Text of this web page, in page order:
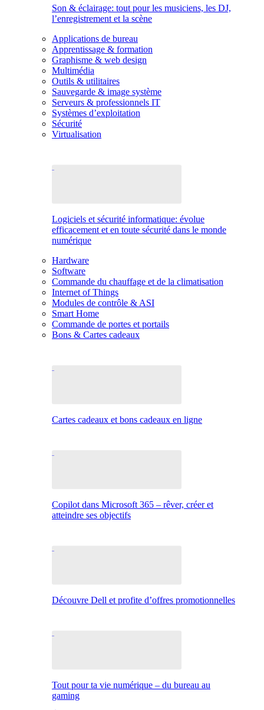
Son & éclairage: tout pour les musiciens, les DJ,
l’enregistrement et la scène
Applications de bureau
Apprentissage & formation
Graphisme & web design
Multimédia
Outils & utilitaires
Sauvegarde & image système
Serveurs & professionnels IT
Systèmes d’exploitation
Sécurité
Virtualisation
Logiciels et sécurité informatique: évolue
efficacement et en toute sécurité dans le monde
numérique
Hardware
Software
Commande du chauffage et de la climatisation
Internet of Things
Modules de contrôle & ASI
Smart Home
Commande de portes et portails
Bons & Cartes cadeaux
Cartes cadeaux et bons cadeaux en ligne
Copilot dans Microsoft 365 – rêver, créer et
atteindre ses objectifs
Découvre Dell et profite d’offres promotionnelles
Tout pour ta vie numérique – du bureau au
gaming